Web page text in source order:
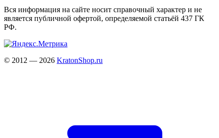
Вся информация на сайте носит справочный характер и не
является публичной офертой, определяемой статьёй 437 ГК
РФ.
© 2012 — 2026 KratonShop.ru